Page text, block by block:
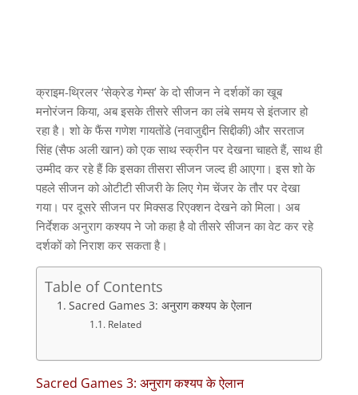
क्राइम-थ्रिलर ‘सेक्रेड गेम्स’ के दो सीजन ने दर्शकों का खूब
मनोरंजन किया, अब इसके तीसरे सीजन का लंबे समय से इंतजार हो
रहा है। शो के फैंस गणेश गायतोंडे (नवाजुद्दीन सिद्दीकी) और सरताज
सिंह (सैफ अली खान) को एक साथ स्क्रीन पर देखना चाहते हैं, साथ ही
उम्मीद कर रहे हैं कि इसका तीसरा सीजन जल्द ही आएगा। इस शो के
पहले सीजन को ओटीटी सीजरी के लिए गेम चेंजर के तौर पर देखा
गया। पर दूसरे सीजन पर मिक्सड रिएक्शन देखने को मिला। अब
निर्देशक अनुराग कश्यप ने जो कहा है वो तीसरे सीजन का वेट कर रहे
दर्शकों को निराश कर सकता है।
Table of Contents
Sacred Games 3: अनुराग कश्यप के ऐलान
Related
Sacred Games 3: अनुराग कश्यप के ऐलान